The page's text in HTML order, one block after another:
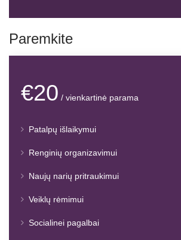
Paremkite
€20 / vienkartinė parama
Patalpų išlaikymui
Renginių organizavimui
Naujų narių pritraukimui
Veiklų rėmimui
Socialinei pagalbai